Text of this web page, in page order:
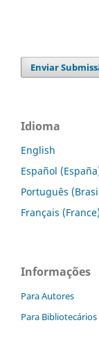
Enviar
Idioma
English
Español
Português
Français (France)
Informações
Para Autores
Para Bibliotecários